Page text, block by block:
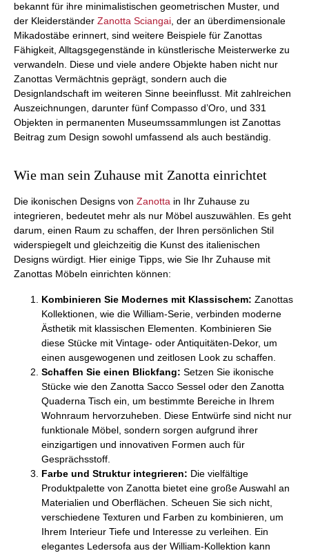
bekannt für ihre minimalistischen geometrischen Muster, und
der Kleiderständer Zanotta Sciangai, der an überdimensionale
Mikadostäbe erinnert, sind weitere Beispiele für Zanottas
Fähigkeit, Alltagsgegenstände in künstlerische Meisterwerke zu
verwandeln. Diese und viele andere Objekte haben nicht nur
Zanottas Vermächtnis geprägt, sondern auch die
Designlandschaft im weiteren Sinne beeinflusst. Mit zahlreichen
Auszeichnungen, darunter fünf Compasso d’Oro, und 331
Objekten in permanenten Museumssammlungen ist Zanottas
Beitrag zum Design sowohl umfassend als auch beständig.
Wie man sein Zuhause mit Zanotta einrichtet
Die ikonischen Designs von Zanotta in Ihr Zuhause zu
integrieren, bedeutet mehr als nur Möbel auszuwählen. Es geht
darum, einen Raum zu schaffen, der Ihren persönlichen Stil
widerspiegelt und gleichzeitig die Kunst des italienischen
Designs würdigt. Hier einige Tipps, wie Sie Ihr Zuhause mit
Zanottas Möbeln einrichten können:
Kombinieren Sie Modernes mit Klassischem: Zanottas
Kollektionen, wie die William-Serie, verbinden moderne
Ästhetik mit klassischen Elementen. Kombinieren Sie
diese Stücke mit Vintage- oder Antiquitäten-Dekor, um
einen ausgewogenen und zeitlosen Look zu schaffen.
Schaffen Sie einen Blickfang: Setzen Sie ikonische
Stücke wie den Zanotta Sacco Sessel oder den Zanotta
Quaderna Tisch ein, um bestimmte Bereiche in Ihrem
Wohnraum hervorzuheben. Diese Entwürfe sind nicht nur
funktionale Möbel, sondern sorgen aufgrund ihrer
einzigartigen und innovativen Formen auch für
Gesprächsstoff.
Farbe und Struktur integrieren: Die vielfältige
Produktpalette von Zanotta bietet eine große Auswahl an
Materialien und Oberflächen. Scheuen Sie sich nicht,
verschiedene Texturen und Farben zu kombinieren, um
Ihrem Interieur Tiefe und Interesse zu verleihen. Ein
elegantes Ledersofa aus der William-Kollektion kann